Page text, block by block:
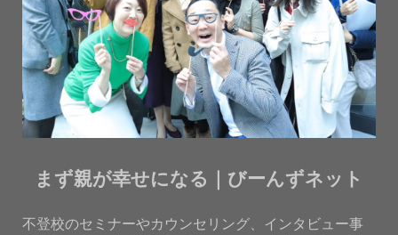
まず親が幸せになる｜びーんずネット
不登校のセミナーやカウンセリング、インタビュー事